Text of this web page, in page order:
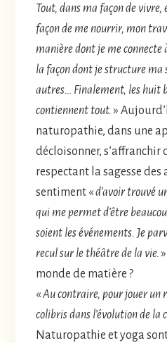
Tout, dans ma façon de vivre,
façon de me nourrir, mon
manière dont je me connecte
la façon dont je structure ma
autres… Finalement, les huit
contiennent tout.»
naturopathie, dans une
décloisonner, s’affranchir
respectant la sagesse des
sentiment «d’avoir trouvé
qui me permet d’être
soient les événements. Je
recul sur le théâtre de la vie.
monde de matière ?
«Au contraire, pour jouer un
colibris dans l’évolution de la
Naturopathie et yoga